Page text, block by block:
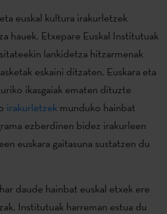
euskal kultura irakurletzek
hauek. Etxepare Euskal Institutuak
lankidetza hitzarmenak
eskaini ditzaten. Euskara eta
ikasgaiak ematen dituzte
irakurletzek munduko hainbat
ezberdinen bidez irakurleen
euskara gaitasuna sustatzen du
daude hainbat euskal etxek ere
Institutuak harreman estua du